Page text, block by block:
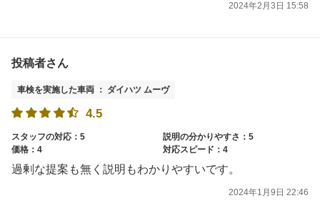
2024年2月3日 15:58
投稿者さん
車検を実施した車両 ： ダイハツ ムーヴ
4.5
スタッフの対応：5
説明の分かりやすさ：5
価格：4
対応スピード：4
過剰な提案も無く説明もわかりやすいです。
2024年1月9日 22:46